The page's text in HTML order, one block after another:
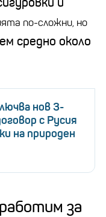
по-сложни, но
средно около
нов 3-
с Русия
на природен
за